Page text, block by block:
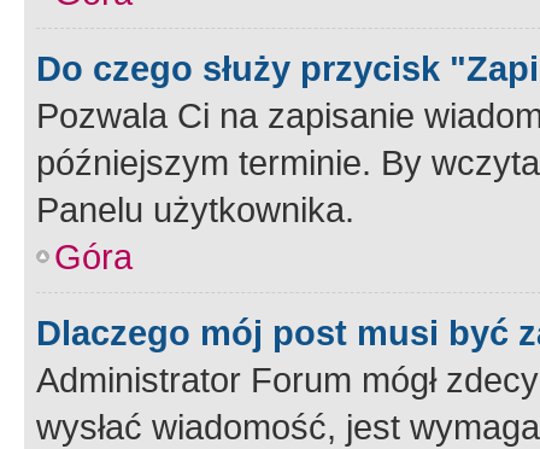
Do czego służy przycisk
Pozwala Ci na zapisanie
późniejszym terminie. By
Panelu użytkownika.
Góra
Dlaczego mój post musi być
Administrator Forum mógł
wysłać wiadomość, jest